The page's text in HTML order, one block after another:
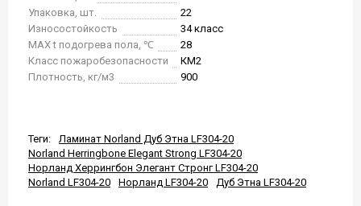
Упаковка, шт.
22
Износостойкость
34 класс
MAX t подогрева пола, ℃
28
Класс пожаробезопасности
КМ2
Плотность, кг/м3
900
Теги:
Ламинат Norland Дуб Этна LF304-20
Norland Herringbone Elegant Strong LF304-20
Норланд Херрингбон Элегант Стронг LF304-20
Norland LF304-20
Норланд LF304-20 Дуб Этна LF304-20